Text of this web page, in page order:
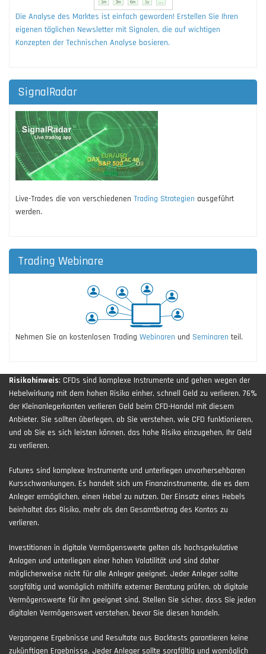
Die Analyse des Marktes ist einfach geworden! Erstellen Sie Ihren
eigenen täglichen Newsletter mit Signalen, die auf wichtigen
Konzepten der Technischen Analyse basieren.
SignalRadar
Live-Trades die von verschiedenen Trading Strategien ausgeführt
werden.
Trading Webinare
Nehmen Sie an kostenlosen Trading Webinaren und Seminaren teil.
Risikohinweis: CFDs sind komplexe Instrumente und gehen wegen der
Hebelwirkung mit dem hohen Risiko einher, schnell Geld zu verlieren. 76%
der Kleinanlegerkonten verlieren Geld beim CFD-Handel mit diesem
Anbieter. Sie sollten überlegen, ob Sie verstehen, wie CFD funktionieren,
und ob Sie es sich leisten können, das hohe Risiko einzugehen, Ihr Geld
zu verlieren.
Futures sind komplexe Instrumente und unterliegen unvorhersehbaren
Kursschwankungen. Es handelt sich um Finanzinstrumente, die es dem
Anleger ermöglichen, einen Hebel zu nutzen. Der Einsatz eines Hebels
beinhaltet das Risiko, mehr als den Gesamtbetrag des Kontos zu
verlieren.
Investitionen in digitale Vermögenswerte gelten als hochspekulative
Anlagen und unterliegen einer hohen Volatilität und sind daher
möglicherweise nicht für alle Anleger geeignet. Jeder Anleger sollte
sorgfältig und womöglich mithilfe externer Beratung prüfen, ob digitale
Vermögenswerte für ihn geeignet sind. Stellen Sie sicher, dass Sie jeden
digitalen Vermögenswert verstehen, bevor Sie diesen handeln.
Vergangene Ergebnisse und Resultate aus Backtests garantieren keine
zukünftigen Ergebnisse. Jeder Anleger sollte sorgfältig und womöglich